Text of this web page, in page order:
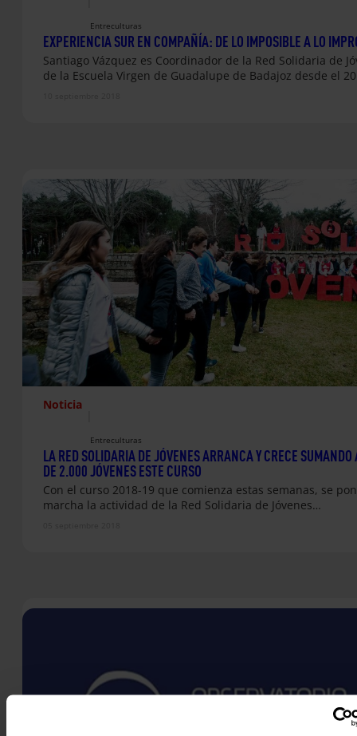
Entreculturas
EXPERIENCIA SUR EN COMPAÑÍA: DE LO IMPOSIBLE A LO
Santiago Vázquez es Coordinador de la Red Solidaria de
de la Escuela Virgen de Guadalupe de Badajoz desde el
Noticia
Entreculturas
LA RED SOLIDARIA DE JÓVENES ARRANCA Y CRECE SUMANDO
DE 2.000 JÓVENES ESTE CURSO
Con el curso 2018-19 que comienza estas semanas, se
marcha la actividad de la Red Solidaria de Jóvenes…